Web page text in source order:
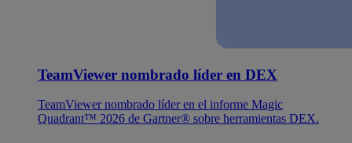
TeamViewer nombrado líder en DEX
TeamViewer nombrado líder en el informe Magic
Quadrant™ 2026 de Gartner® sobre herramientas DEX.